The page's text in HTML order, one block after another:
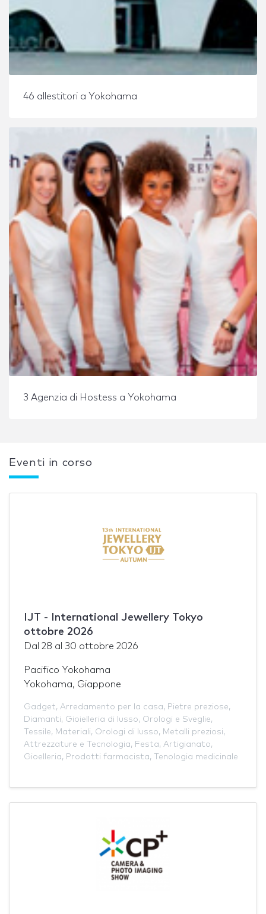
46 allestitori a Yokohama
3 Agenzia di Hostess a Yokohama
Eventi in corso
IJT - International Jewellery Tokyo
ottobre 2026
Dal 28 al 30 ottobre 2026
Pacifico Yokohama
Yokohama, Giappone
Gadget, Arredamento per la casa, Pietre preziose,
Diamanti, Gioielleria di lusso, Orologi e Sveglie,
Tessile, Materiali, Orologi di lusso, Metalli preziosi,
Attrezzature e Tecnologia, Festa, Artigianato,
Gioelleria, Prodotti farmacista, Tenologia medicinale